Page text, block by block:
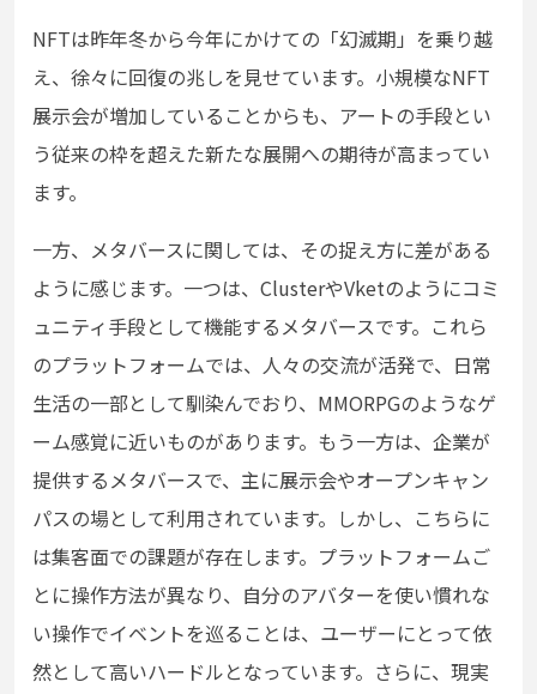
NFTは昨年冬から今年にかけての「幻滅期」を乗り越
え、徐々に回復の兆しを見せています。小規模なNFT
展示会が増加していることからも、アートの手段とい
う従来の枠を超えた新たな展開への期待が高まってい
ます。
一方、メタバースに関しては、その捉え方に差がある
ように感じます。一つは、ClusterやVketのようにコミ
ュニティ手段として機能するメタバースです。これら
のプラットフォームでは、人々の交流が活発で、日常
生活の一部として馴染んでおり、MMORPGのようなゲ
ーム感覚に近いものがあります。もう一方は、企業が
提供するメタバースで、主に展示会やオープンキャン
パスの場として利用されています。しかし、こちらに
は集客面での課題が存在します。プラットフォームご
とに操作方法が異なり、自分のアバターを使い慣れな
い操作でイベントを巡ることは、ユーザーにとって依
然として高いハードルとなっています。さらに、現実